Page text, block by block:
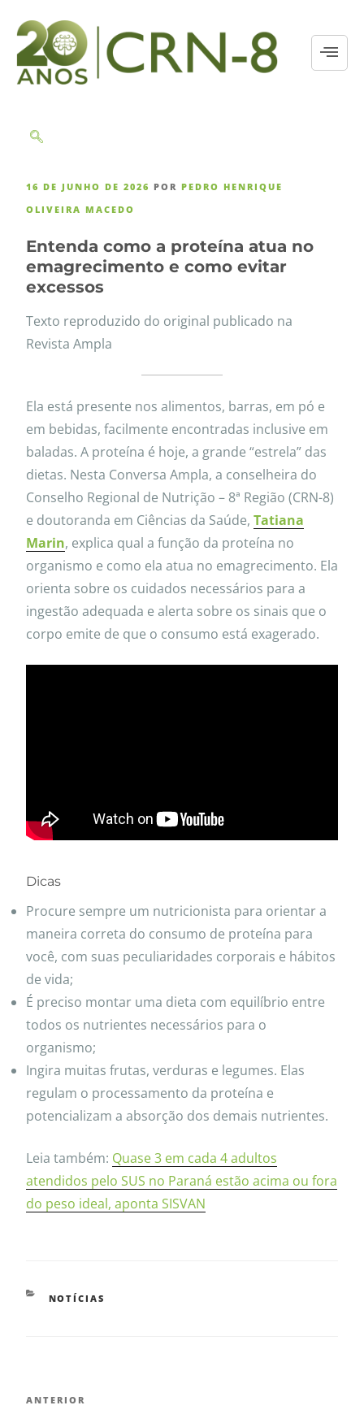
16 DE JUNHO DE 2026 POR PEDRO HENRIQUE
OLIVEIRA MACEDO
Entenda como a proteína atua no
emagrecimento e como evitar
excessos
Texto reproduzido do original publicado na
Revista Ampla
Ela está presente nos alimentos, barras, em pó e
em bebidas, facilmente encontradas inclusive em
baladas. A proteína é hoje, a grande “estrela” das
dietas. Nesta Conversa Ampla, a conselheira do
Conselho Regional de Nutrição – 8ª Região (CRN-8)
e doutoranda em Ciências da Saúde, Tatiana
Marin, explica qual a função da proteína no
organismo e como ela atua no emagrecimento. Ela
orienta sobre os cuidados necessários para a
ingestão adequada e alerta sobre os sinais que o
corpo emite de que o consumo está exagerado.
Dicas
Procure sempre um nutricionista para orientar a
maneira correta do consumo de proteína para
você, com suas peculiaridades corporais e hábitos
de vida;
É preciso montar uma dieta com equilíbrio entre
todos os nutrientes necessários para o
organismo;
Ingira muitas frutas, verduras e legumes. Elas
regulam o processamento da proteína e
potencializam a absorção dos demais nutrientes.
Leia também: Quase 3 em cada 4 adultos
atendidos pelo SUS no Paraná estão acima ou fora
do peso ideal, aponta SISVAN
NOTÍCIAS
ANTERIOR